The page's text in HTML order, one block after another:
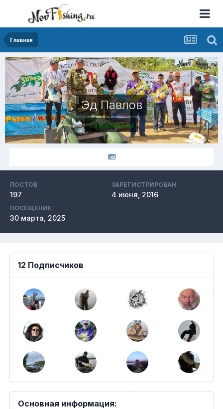
Главная
Эд Павлов
Старейшины
ПОСТОВ
197
ЗАРЕГИСТРИРОВАН
4 июня, 2016
ПОСЕЩЕНИЕ
30 марта, 2025
12 Подписчиков
Основная информация: